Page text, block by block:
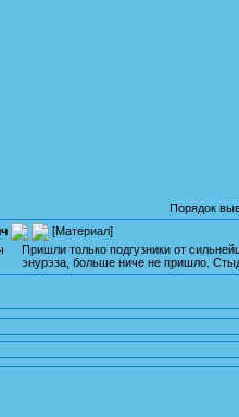
Порядок
[Материал]
Пришли только подгузники от
энурэза, больше ниче не пришло.